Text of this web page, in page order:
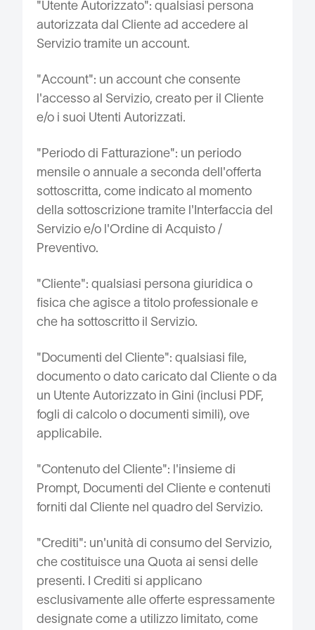
"Utente Autorizzato": qualsiasi persona
autorizzata dal Cliente ad accedere al
Servizio tramite un account.
"Account": un account che consente
l'accesso al Servizio, creato per il Cliente
e/o i suoi Utenti Autorizzati.
"Periodo di Fatturazione": un periodo
mensile o annuale a seconda dell'offerta
sottoscritta, come indicato al momento
della sottoscrizione tramite l'Interfaccia del
Servizio e/o l'Ordine di Acquisto /
Preventivo.
"Cliente": qualsiasi persona giuridica o
fisica che agisce a titolo professionale e
che ha sottoscritto il Servizio.
"Documenti del Cliente": qualsiasi file,
documento o dato caricato dal Cliente o da
un Utente Autorizzato in Gini (inclusi PDF,
fogli di calcolo o documenti simili), ove
applicabile.
"Contenuto del Cliente": l'insieme di
Prompt, Documenti del Cliente e contenuti
forniti dal Cliente nel quadro del Servizio.
"Crediti": un'unità di consumo del Servizio,
che costituisce una Quota ai sensi delle
presenti. I Crediti si applicano
esclusivamente alle offerte espressamente
designate come a utilizzo limitato, come